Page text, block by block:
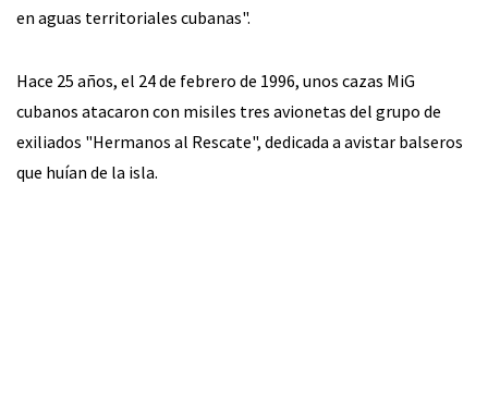
en aguas territoriales cubanas".
Hace 25 años, el 24 de febrero de 1996, unos cazas MiG
cubanos atacaron con misiles tres avionetas del grupo de
exiliados "Hermanos al Rescate", dedicada a avistar balseros
que huían de la isla.